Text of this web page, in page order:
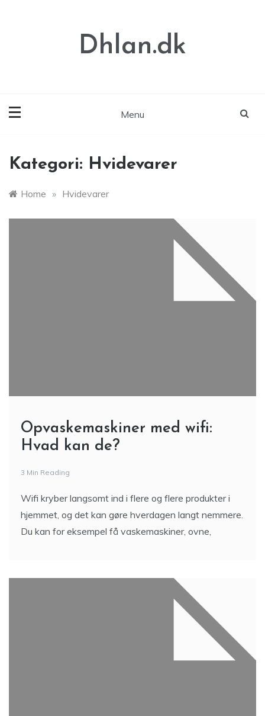
Dhlan.dk
Menu
Kategori: Hvidevarer
Home » Hvidevarer
Opvaskemaskiner med wifi:
Hvad kan de?
3 Min Reading
Wifi kryber langsomt ind i flere og flere produkter i
hjemmet, og det kan gøre hverdagen langt nemmere.
Du kan for eksempel få vaskemaskiner, ovne,